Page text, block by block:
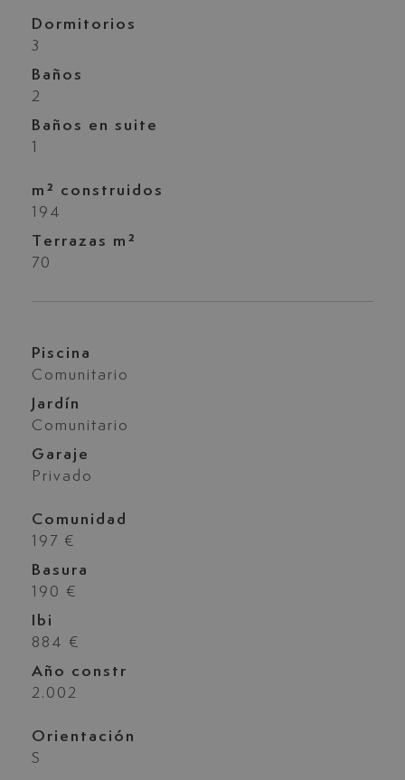
Dormitorios
3
Baños
2
Baños en suite
1
m² construidos
194
Terrazas m²
70
Piscina
Comunitario
Jardín
Comunitario
Garaje
Privado
Comunidad
197 €
Basura
190 €
Ibi
884 €
Año constr
2.002
Orientación
S